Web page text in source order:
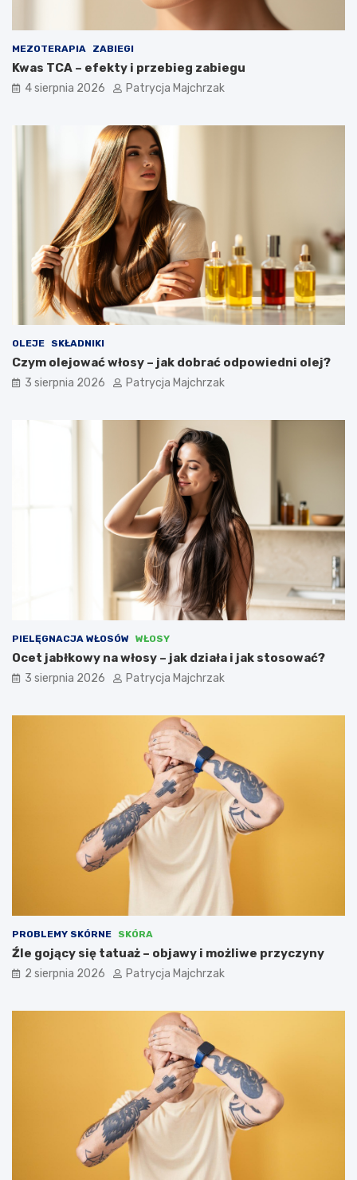
MEZOTERAPIA ZABIEGI
Kwas TCA – efekty i przebieg zabiegu
4 sierpnia 2026 Patrycja Majchrzak
OLEJE SKŁADNIKI
Czym olejować włosy – jak dobrać odpowiedni olej?
3 sierpnia 2026 Patrycja Majchrzak
PIELĘGNACJA WŁOSÓW WŁOSY
Ocet jabłkowy na włosy – jak działa i jak stosować?
3 sierpnia 2026 Patrycja Majchrzak
PROBLEMY SKÓRNE SKÓRA
Źle gojący się tatuaż – objawy i możliwe przyczyny
2 sierpnia 2026 Patrycja Majchrzak